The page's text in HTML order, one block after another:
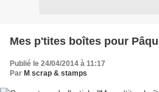
Mes p'tites boîtes pour
Publié le 24/04/2014 à 11:17
Par M scrap & stamps